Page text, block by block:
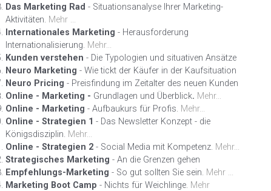
Das Marketing Rad - Situationsanalyse Ihrer Marketing-
Aktivitäten. Mehr ...
Internationales Marketing - Herausforderung
Internationalisierung. Mehr...
Kunden verstehen - Die Typologien und situativen Ansätze
Neuro Marketing - Wie tickt der Käufer in der Kaufsituation
Neuro Pricing - Preisfindung im Zeitalter des neuen Kunden
Online - Marketing - Grundlagen und Überblick. Mehr...
Online - Marketing - Aufbaukurs für Profis. Mehr...
Online - Strategien 1 - Das Newsletter Konzept - die
Königsdisziplin. Mehr...
Online - Strategien 2 - Social Media mit Kompetenz. Mehr...
Strategisches Marketing - An die Grenzen gehen
Empfehlungs-Marketing - So gut sollten Sie sein. Mehr ...
Marketing Boot Camp - Nichts für Weichlinge. Mehr